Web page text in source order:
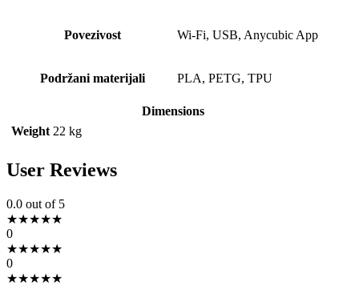
Povezivost Wi-Fi, USB, Anycubic App
Podržani materijali PLA, PETG, TPU
Dimensions
Weight 22 kg
User Reviews
0.0 out of 5
★★★★★
0
★★★★★
0
★★★★★